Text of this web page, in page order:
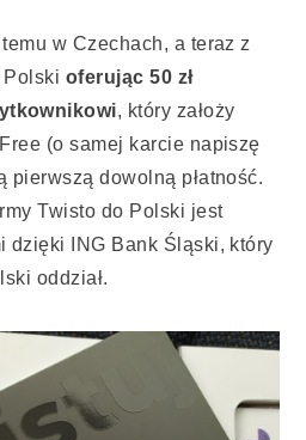
w Czechach, a teraz z
Polski oferując 50 zł
, który założy
(o samej karcie napiszę
pierwszą dowolną płatność.
Twisto do Polski jest
dzięki ING Bank Śląski, który
oddział.